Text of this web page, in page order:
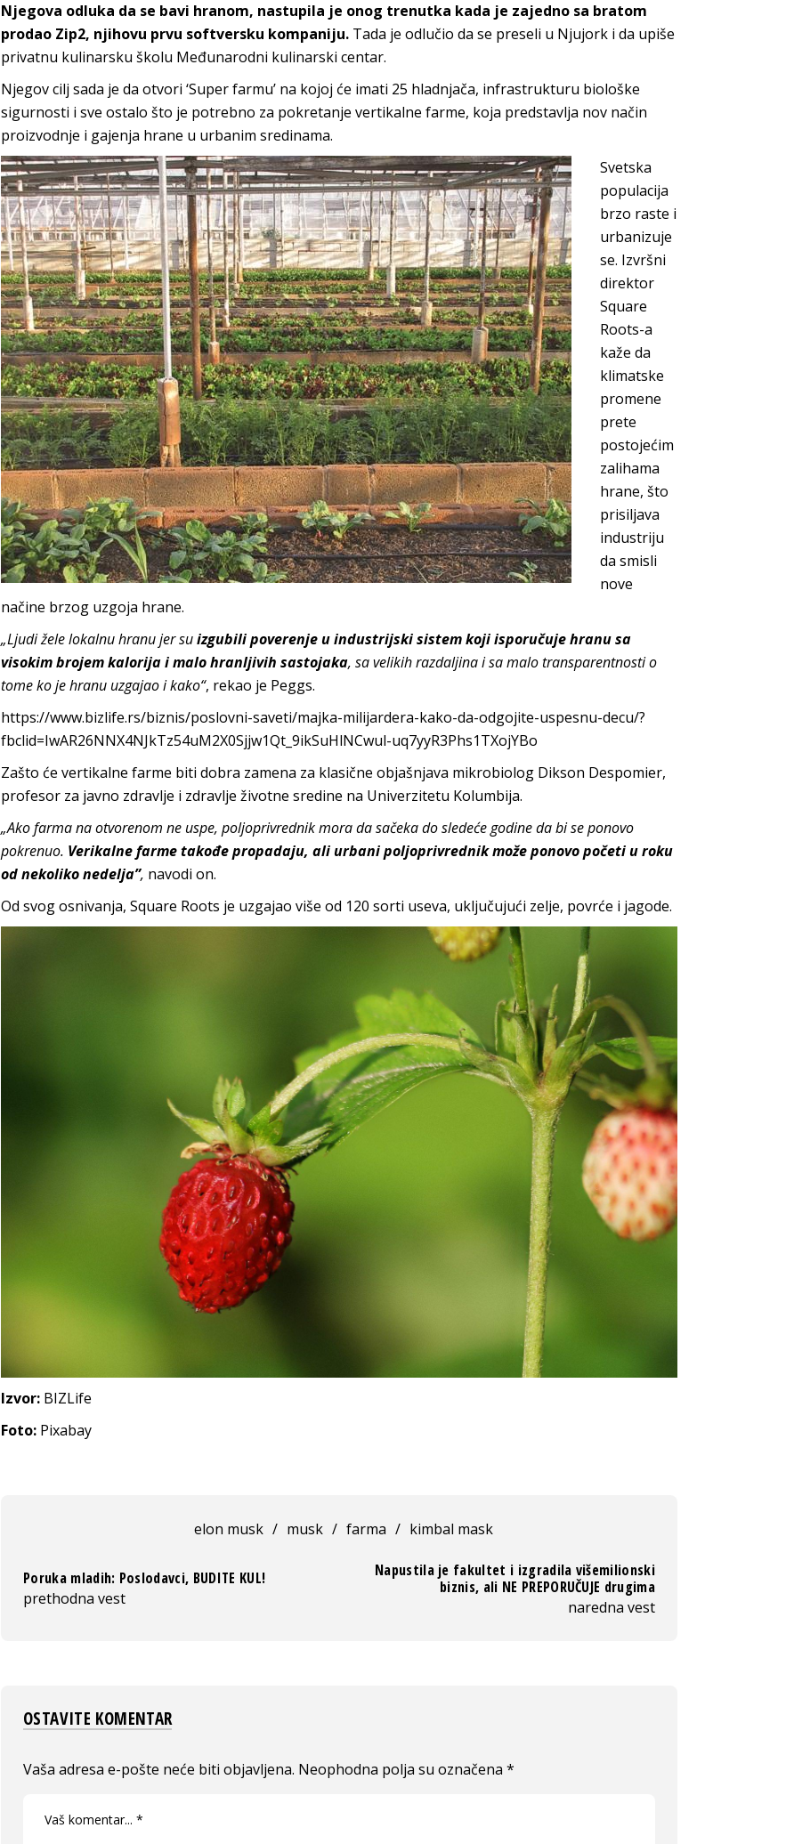
Njegova odluka da se bavi hranom, nastupila je onog trenutka kada je zajedno sa bratom
prodao Zip2, njihovu prvu softversku kompaniju. Tada je odlučio da se preseli u Njujork i da upiše
privatnu kulinarsku školu Međunarodni kulinarski centar.
Njegov cilj sada je da otvori ‘Super farmu’ na kojoj će imati 25 hladnjača, infrastrukturu biološke
sigurnosti i sve ostalo što je potrebno za pokretanje vertikalne farme, koja predstavlja nov način
proizvodnje i gajenja hrane u urbanim sredinama.
Svetska
populacija
brzo raste i
urbanizuje
se. Izvršni
direktor
Square
Roots-a
kaže da
klimatske
promene
prete
postojećim
zalihama
hrane, što
prisiljava
industriju
da smisli
nove
načine brzog uzgoja hrane.
„Ljudi žele lokalnu hranu jer suizgubili poverenje u industrijski sistem koji isporučuje hranu sa
visokim brojem kalorija i malo hranljivih sastojaka, sa velikih razdaljina i sa malo transparentnosti o
tome ko je hranu uzgajao i kako“, rekao je Peggs.
https://www.bizlife.rs/biznis/poslovni-saveti/majka-milijardera-kako-da-odgojite-uspesnu-decu/?
fbclid=IwAR26NNX4NJkTz54uM2X0Sjjw1Qt_9ikSuHlNCwul-uq7yyR3Phs1TXojYBo
Zašto će vertikalne farme biti dobra zamena za klasične objašnjava mikrobiolog Dikson Despomier,
profesor za javno zdravlje i zdravlje životne sredine na Univerzitetu Kolumbija.
„Ako farma na otvorenom ne uspe, poljoprivrednik mora da sačeka do sledeće godine da bi se ponovo
pokrenuo. Verikalne farme takođe propadaju, ali urbani poljoprivrednik može ponovo početi u roku
od nekoliko nedelja”, navodi on.
Od svog osnivanja, Square Roots je uzgajao više od 120 sorti useva, uključujući zelje, povrće i jagode.
Izvor: BIZLife
Foto: Pixabay
elon musk / musk / farma / kimbal mask
Poruka mladih: Poslodavci, BUDITE KUL!
prethodna vest
Napustila je fakultet i izgradila višemilionski
biznis, ali NE PREPORUČUJE drugima
naredna vest
OSTAVITE KOMENTAR
Vaša adresa e-pošte neće biti objavljena. Neophodna polja su označena *